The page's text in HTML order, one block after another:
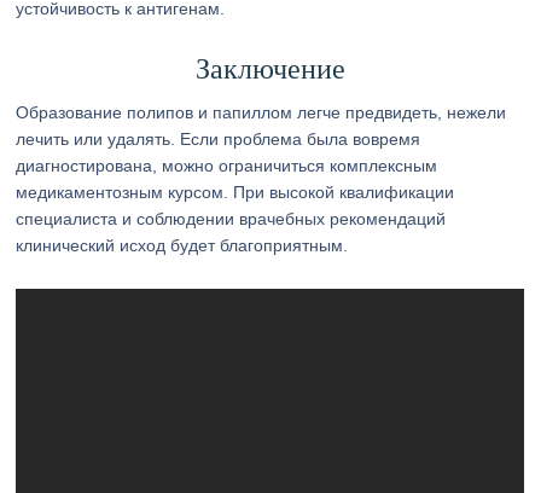
устойчивость к антигенам.
Заключение
Образование полипов и папиллом легче предвидеть, нежели
лечить или удалять. Если проблема была вовремя
диагностирована, можно ограничиться комплексным
медикаментозным курсом. При высокой квалификации
специалиста и соблюдении врачебных рекомендаций
клинический исход будет благоприятным.